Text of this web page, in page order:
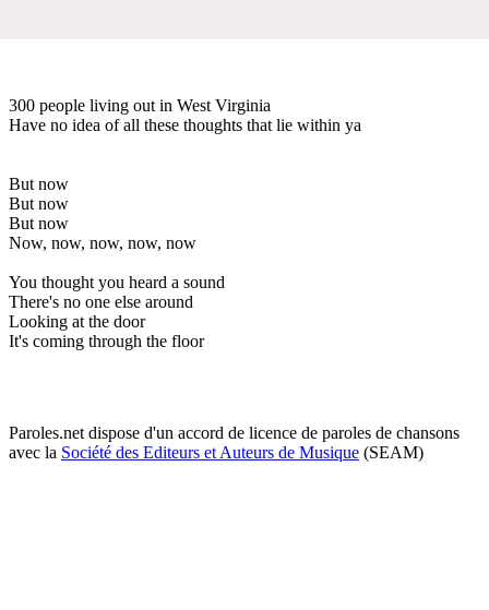
300 people living out in West Virginia
Have no idea of all these thoughts that lie within ya
But now
But now
But now
Now, now, now, now, now
You thought you heard a sound
There's no one else around
Looking at the door
It's coming through the floor
Paroles.net dispose d'un accord de licence de paroles de chansons
avec la Société des Editeurs et Auteurs de Musique (SEAM)